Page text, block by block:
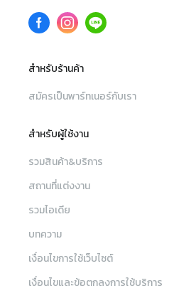
สำหรับร้านค้า
สมัครเป็นพาร์ทเนอร์กับเรา
สำหรับผู้ใช้งาน
รวมสินค้า&บริการ
สถานที่แต่งงาน
รวมไอเดีย
บทความ
เงื่อนไขการใช้เว็บไซต์
เงื่อนไขและข้อตกลงการใช้บริการ